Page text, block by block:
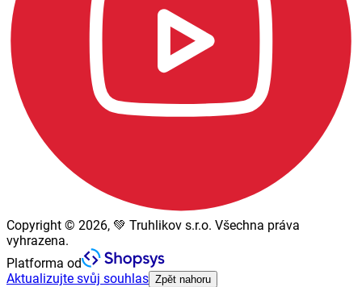
Copyright © 2026, 💚 Truhlikov s.r.o. Všechna práva
vyhrazena.
Platforma od
Aktualizujte svůj souhlas Zpět nahoru